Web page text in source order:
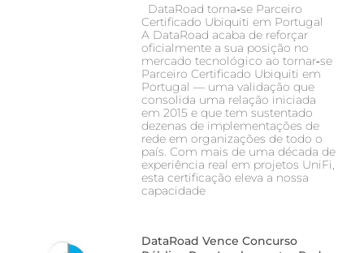
DataRoad torna‑se Parceiro
Certificado Ubiquiti em Portugal
A DataRoad acaba de reforçar
oficialmente a sua posição no
mercado tecnológico ao tornar‑se
Parceiro Certificado Ubiquiti em
Portugal — uma validação que
consolida uma relação iniciada
em 2015 e que tem sustentado
dezenas de implementações de
rede em organizações de todo o
país. Com mais de uma década de
experiência real em projetos UniFi,
esta certificação eleva a nossa
capacidade
DataRoad Vence Concurso